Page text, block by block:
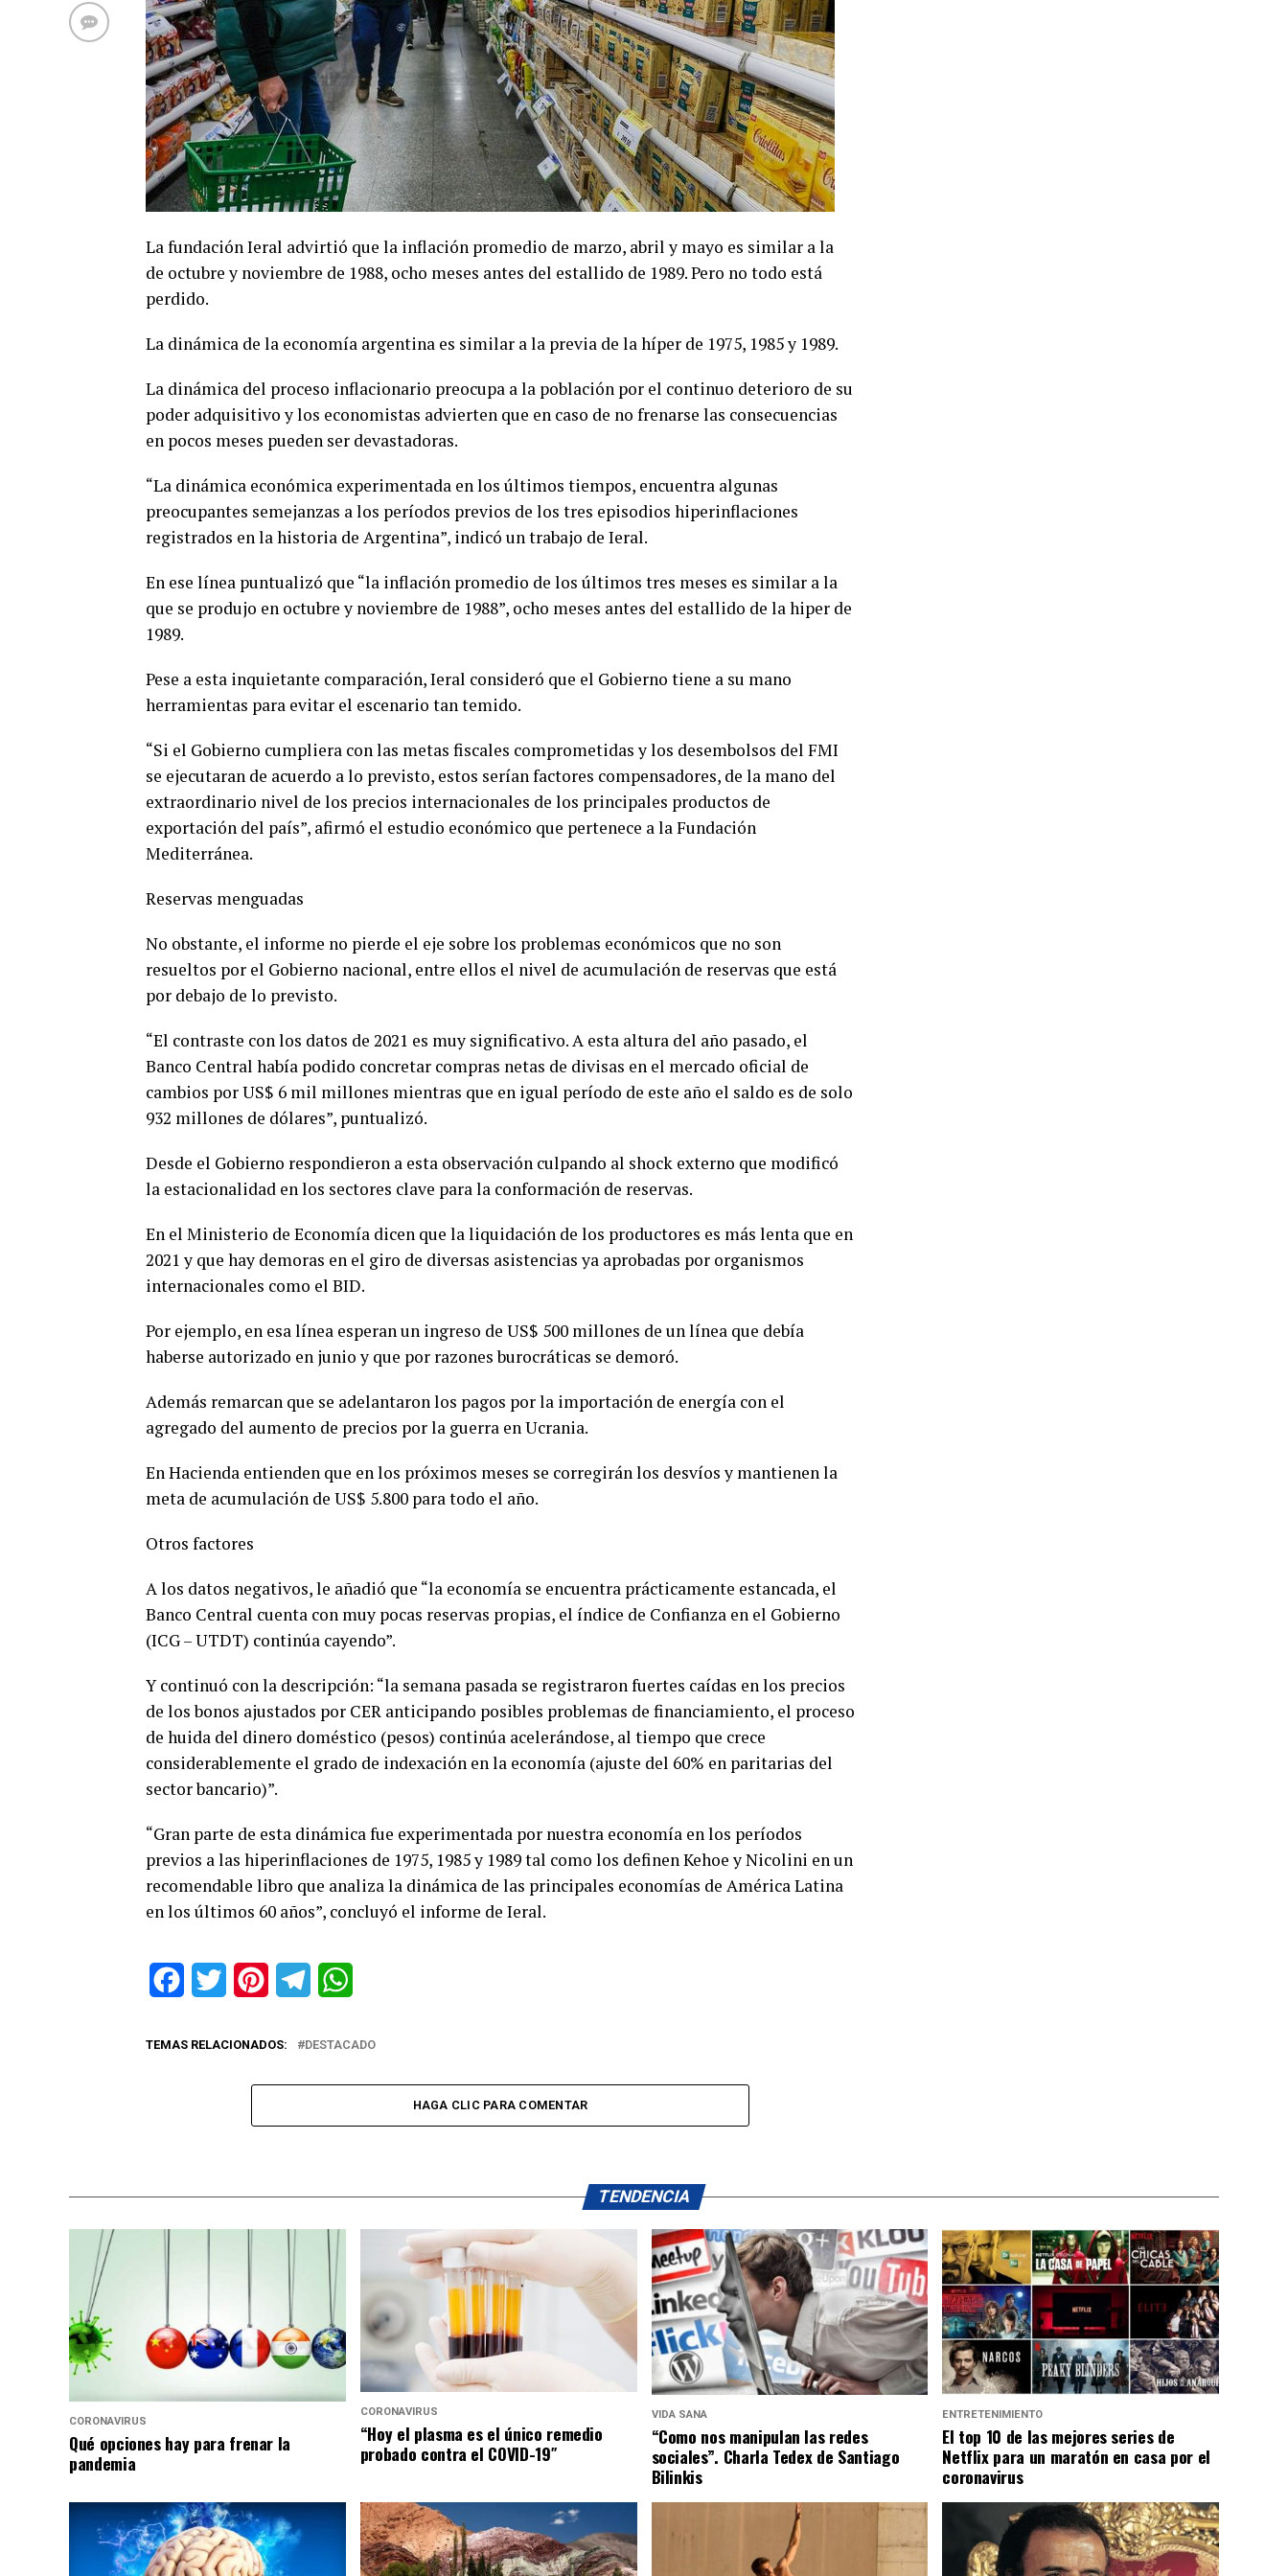
La fundación Ieral advirtió que la inflación promedio de marzo, abril y mayo es similar a la
de octubre y noviembre de 1988, ocho meses antes del estallido de 1989. Pero no todo está
perdido.
La dinámica de la economía argentina es similar a la previa de la híper de 1975, 1985 y 1989.
La dinámica del proceso inflacionario preocupa a la población por el continuo deterioro de su
poder adquisitivo y los economistas advierten que en caso de no frenarse las consecuencias
en pocos meses pueden ser devastadoras.
“La dinámica económica experimentada en los últimos tiempos, encuentra algunas
preocupantes semejanzas a los períodos previos de los tres episodios hiperinflaciones
registrados en la historia de Argentina”, indicó un trabajo de Ieral.
En ese línea puntualizó que “la inflación promedio de los últimos tres meses es similar a la
que se produjo en octubre y noviembre de 1988”, ocho meses antes del estallido de la hiper de
1989.
Pese a esta inquietante comparación, Ieral consideró que el Gobierno tiene a su mano
herramientas para evitar el escenario tan temido.
“Si el Gobierno cumpliera con las metas fiscales comprometidas y los desembolsos del FMI
se ejecutaran de acuerdo a lo previsto, estos serían factores compensadores, de la mano del
extraordinario nivel de los precios internacionales de los principales productos de
exportación del país”, afirmó el estudio económico que pertenece a la Fundación
Mediterránea.
Reservas menguadas
No obstante, el informe no pierde el eje sobre los problemas económicos que no son
resueltos por el Gobierno nacional, entre ellos el nivel de acumulación de reservas que está
por debajo de lo previsto.
“El contraste con los datos de 2021 es muy significativo. A esta altura del año pasado, el
Banco Central había podido concretar compras netas de divisas en el mercado oficial de
cambios por US$ 6 mil millones mientras que en igual período de este año el saldo es de solo
932 millones de dólares”, puntualizó.
Desde el Gobierno respondieron a esta observación culpando al shock externo que modificó
la estacionalidad en los sectores clave para la conformación de reservas.
En el Ministerio de Economía dicen que la liquidación de los productores es más lenta que en
2021 y que hay demoras en el giro de diversas asistencias ya aprobadas por organismos
internacionales como el BID.
Por ejemplo, en esa línea esperan un ingreso de US$ 500 millones de un línea que debía
haberse autorizado en junio y que por razones burocráticas se demoró.
Además remarcan que se adelantaron los pagos por la importación de energía con el
agregado del aumento de precios por la guerra en Ucrania.
En Hacienda entienden que en los próximos meses se corregirán los desvíos y mantienen la
meta de acumulación de US$ 5.800 para todo el año.
Otros factores
A los datos negativos, le añadió que “la economía se encuentra prácticamente estancada, el
Banco Central cuenta con muy pocas reservas propias, el índice de Confianza en el Gobierno
(ICG – UTDT) continúa cayendo”.
Y continuó con la descripción: “la semana pasada se registraron fuertes caídas en los precios
de los bonos ajustados por CER anticipando posibles problemas de financiamiento, el proceso
de huida del dinero doméstico (pesos) continúa acelerándose, al tiempo que crece
considerablemente el grado de indexación en la economía (ajuste del 60% en paritarias del
sector bancario)”.
“Gran parte de esta dinámica fue experimentada por nuestra economía en los períodos
previos a las hiperinflaciones de 1975, 1985 y 1989 tal como los definen Kehoe y Nicolini en un
recomendable libro que analiza la dinámica de las principales economías de América Latina
en los últimos 60 años”, concluyó el informe de Ieral.
FacebookTwitter PinterestTelegram
TEMAS RELACIONADOS: DESTACADO
HAGA CLIC PARA COMENTAR
TENDENCIA
CORONAVIRUS
Qué opciones hay para frenar la
pandemia
CORONAVIRUS
“Hoy el plasma es el único remedio
probado contra el COVID-19″
VIDA SANA
“Como nos manipulan las redes
sociales”. Charla Tedex de Santiago
Bilinkis
ENTRETENIMIENTO
El top 10 de las mejores series de
Netflix para un maratón en casa por el
coronavirus